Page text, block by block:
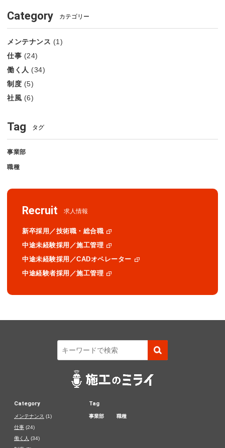
Category カテゴリー
メンテナンス (1)
仕事 (24)
働く人 (34)
制度 (5)
社風 (6)
Tag タグ
事業部
職種
Recruit 求人情報
新卒採用／技術職・総合職
中途未経験採用／施工管理
中途未経験採用／CADオペレーター
中途経験者採用／施工管理
Category
メンテナンス (1)
仕事 (24)
働く人 (34)
Tag
事業部 職種